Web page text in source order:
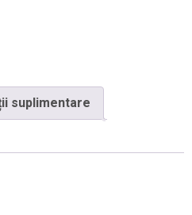
suplimentare